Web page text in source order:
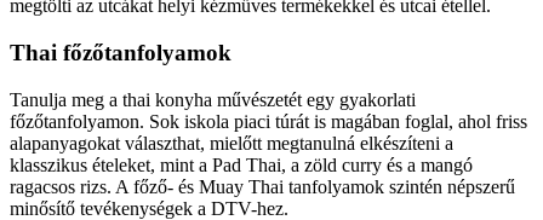
megtölti az utcákat helyi kézműves termékekkel és utcai étellel.
Thai főzőtanfolyamok
Tanulja meg a thai konyha művészetét egy gyakorlati
főzőtanfolyamon. Sok iskola piaci túrát is magában foglal, ahol friss
alapanyagokat választhat, mielőtt megtanulná elkészíteni a
klasszikus ételeket, mint a Pad Thai, a zöld curry és a mangó
ragacsos rizs. A főző- és Muay Thai tanfolyamok szintén népszerű
minősítő tevékenységek a DTV-hez.